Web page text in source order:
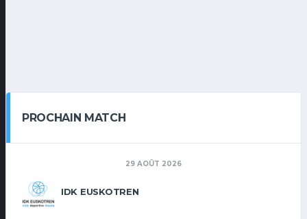
PROCHAIN MATCH
29 AOÛT 2026
IDK EUSKOTREN